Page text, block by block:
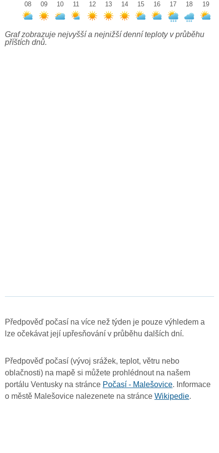
08
09
10
11
12
13
14
15
16
17
18
19
Graf zobrazuje nejvyšší a nejnižší denní teploty v průběhu
příštích dnů.
Předpověď počasí na více než týden je pouze výhledem a
lze očekávat její upřesňování v průběhu dalších dní.
Předpověď počasí (vývoj srážek, teplot, větru nebo
oblačnosti) na mapě si můžete prohlédnout na našem
portálu Ventusky na stránce Počasí - Malešovice. Informace
o městě Malešovice nalezenete na stránce Wikipedie.